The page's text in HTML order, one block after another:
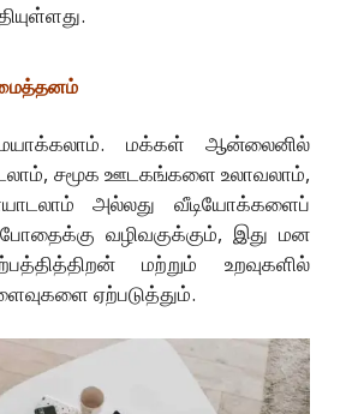
மக்கள் ஆன்லைனில்
சமூக ஊடகங்களை உலாவலாம்,
அல்லது வீடியோக்களைப்
வழிவகுக்கும், இது மன
மற்றும் உறவுகளில்
ஏற்படுத்தும்.